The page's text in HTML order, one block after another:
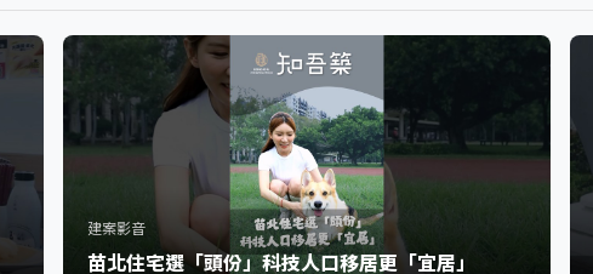
建案影音
苗北住宅選「頭份」科技人口移居更「宜居」